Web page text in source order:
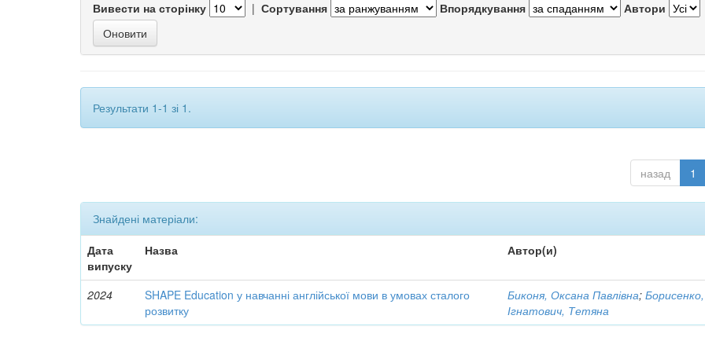
Вивести на сторінку | Сортування Впорядкування Автори
Результати 1-1 зі 1.
назад 1
Знайдені матеріали:
Дата
випуску
Назва Автор(и)
2024
SHAPE Education у навчанні англійської мови в умовах сталого
розвитку
Биконя, Оксана Павлівна;
Ігнатович, Тетяна